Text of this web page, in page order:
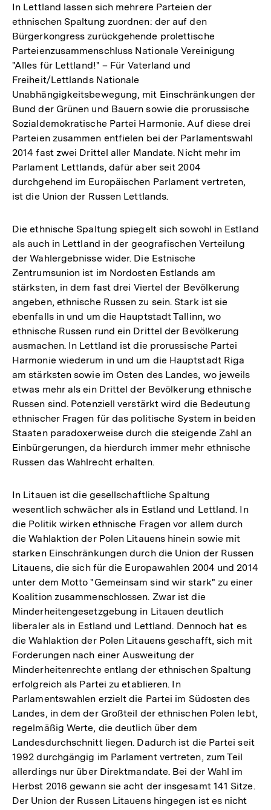
In Lettland lassen sich mehrere Parteien der
ethnischen Spaltung zuordnen: der auf den
Bürgerkongress zurückgehende prolettische
Parteienzusammenschluss Nationale Vereinigung
"Alles für Lettland!" – Für Vaterland und
Freiheit/Lettlands Nationale
Unabhängigkeitsbewegung, mit Einschränkungen der
Bund der Grünen und Bauern sowie die prorussische
Sozialdemokratische Partei Harmonie. Auf diese drei
Parteien zusammen entfielen bei der Parlamentswahl
2014 fast zwei Drittel aller Mandate. Nicht mehr im
Parlament Lettlands, dafür aber seit 2004
durchgehend im Europäischen Parlament vertreten,
ist die Union der Russen Lettlands.
Die ethnische Spaltung spiegelt sich sowohl in Estland
als auch in Lettland in der geografischen Verteilung
der Wahlergebnisse wider. Die Estnische
Zentrumsunion ist im Nordosten Estlands am
stärksten, in dem fast drei Viertel der Bevölkerung
angeben, ethnische Russen zu sein. Stark ist sie
ebenfalls in und um die Hauptstadt Tallinn, wo
ethnische Russen rund ein Drittel der Bevölkerung
ausmachen. In Lettland ist die prorussische Partei
Harmonie wiederum in und um die Hauptstadt Riga
am stärksten sowie im Osten des Landes, wo jeweils
etwas mehr als ein Drittel der Bevölkerung ethnische
Russen sind. Potenziell verstärkt wird die Bedeutung
ethnischer Fragen für das politische System in beiden
Staaten paradoxerweise durch die steigende Zahl an
Einbürgerungen, da hierdurch immer mehr ethnische
Russen das Wahlrecht erhalten.
In Litauen ist die gesellschaftliche Spaltung
wesentlich schwächer als in Estland und Lettland. In
die Politik wirken ethnische Fragen vor allem durch
die Wahlaktion der Polen Litauens hinein sowie mit
starken Einschränkungen durch die Union der Russen
Litauens, die sich für die Europawahlen 2004 und 2014
unter dem Motto "Gemeinsam sind wir stark" zu einer
Koalition zusammenschlossen. Zwar ist die
Minderheitengesetzgebung in Litauen deutlich
liberaler als in Estland und Lettland. Dennoch hat es
die Wahlaktion der Polen Litauens geschafft, sich mit
Forderungen nach einer Ausweitung der
Minderheitenrechte entlang der ethnischen Spaltung
erfolgreich als Partei zu etablieren. In
Parlamentswahlen erzielt die Partei im Südosten des
Landes, in dem der Großteil der ethnischen Polen lebt,
regelmäßig Werte, die deutlich über dem
Landesdurchschnitt liegen. Dadurch ist die Partei seit
1992 durchgängig im Parlament vertreten, zum Teil
allerdings nur über Direktmandate. Bei der Wahl im
Herbst 2016 gewann sie acht der insgesamt 141 Sitze.
Der Union der Russen Litauens hingegen ist es nicht